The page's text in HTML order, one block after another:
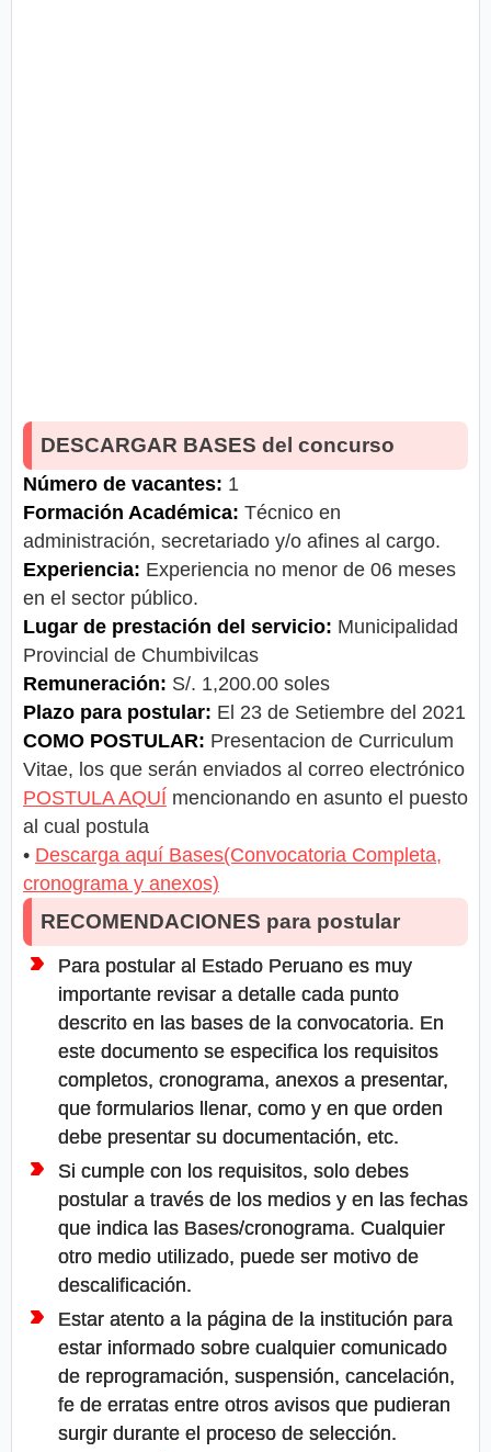
DESCARGAR BASES del concurso
Número de vacantes: 1
Formación Académica: Técnico en
administración, secretariado y/o afines al cargo.
Experiencia: Experiencia no menor de 06 meses
en el sector público.
Lugar de prestación del servicio: Municipalidad
Provincial de Chumbivilcas
Remuneración: S/. 1,200.00 soles
Plazo para postular: El 23 de Setiembre del 2021
COMO POSTULAR: Presentacion de Curriculum
Vitae, los que serán enviados al correo electrónico
POSTULA AQUÍ mencionando en asunto el puesto
al cual postula
• Descarga aquí Bases(Convocatoria Completa,
cronograma y anexos)
RECOMENDACIONES para postular
Para postular al Estado Peruano es muy
importante revisar a detalle cada punto
descrito en las bases de la convocatoria. En
este documento se especifica los requisitos
completos, cronograma, anexos a presentar,
que formularios llenar, como y en que orden
debe presentar su documentación, etc.
Si cumple con los requisitos, solo debes
postular a través de los medios y en las fechas
que indica las Bases/cronograma. Cualquier
otro medio utilizado, puede ser motivo de
descalificación.
Estar atento a la página de la institución para
estar informado sobre cualquier comunicado
de reprogramación, suspensión, cancelación,
fe de erratas entre otros avisos que pudieran
surgir durante el proceso de selección.